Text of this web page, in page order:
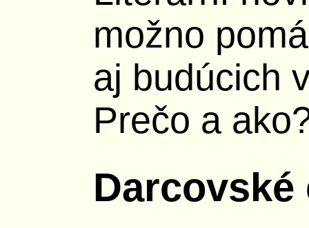
možno
aj budúcich
Prečo a